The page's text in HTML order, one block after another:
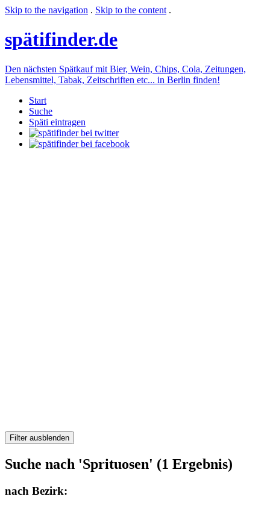
Skip to the navigation . Skip to the content .
spätifinder.de
Den nächsten Spätkauf mit Bier, Wein, Chips, Cola, Zeitungen,
Lebensmittel, Tabak, Zeitschriften etc... in Berlin finden!
Start
Suche
Späti eintragen
Filter ausblenden
Suche nach 'Sprituosen' (1 Ergebnis)
nach Bezirk: